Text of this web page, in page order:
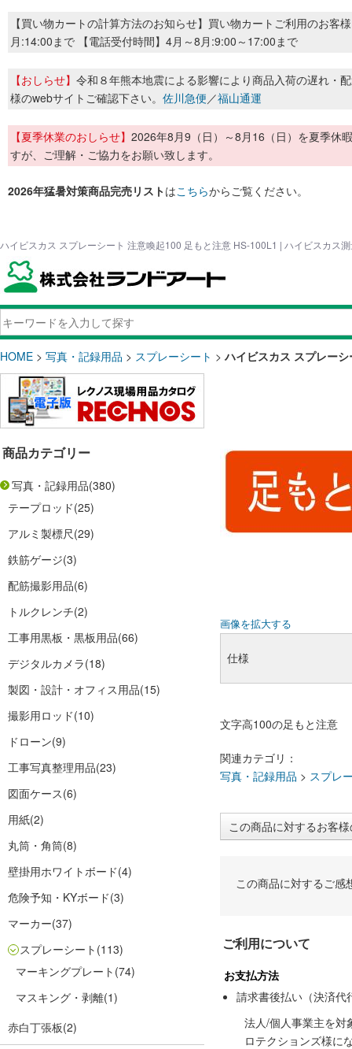
【買い物カートの計算方法のお知らせ】買い物カートご利用のお客
月:14:00まで 【電話受付時間】4月～8月:9:00～17:00まで
【おしらせ】 令和８年熊本地震による影響により商品入荷の遅れ・
様のwebサイトご確認下さい。 佐川急便／福山通運
【夏季休業のおしらせ】 2026年8月9（日）～8月16（日）を夏季休
すが、ご理解・ご協力をお願い致します。
2026年猛暑対策商品完売リストはこちらからご覧ください。
ハイビスカス スプレーシート 注意喚起100 足もと注意 HS-100L1 | ハイビスカス
HOME > 写真・記録用品 > スプレーシート >ハイビスカス スプレー
商品カテゴリー
写真・記録用品(380)
テープロッド(25)
アルミ製標尺(29)
鉄筋ゲージ(3)
配筋撮影用品(6)
トルクレンチ(2)
工事用黒板・黒板用品(66)
デジタルカメラ(18)
製図・設計・オフィス用品(15)
撮影用ロッド(10)
ドローン(9)
工事写真整理用品(23)
図面ケース(6)
用紙(2)
丸筒・角筒(8)
壁掛用ホワイトボード(4)
危険予知・KYボード(3)
マーカー(37)
スプレーシート (113)
マーキングプレート (74)
マスキング・剥離(1)
赤白丁張板(2)
画像を拡大する
仕様
文字高100の足もと注意
関連カテゴリ：
写真・記録用品 > スプレ
この商品に対するお客
この商品に対するご感
ご利用について
お支払方法
請求書後払い（決済代
法人/個人事業主を対
ロテクションズ様に